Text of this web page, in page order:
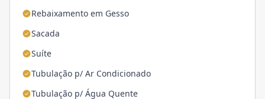
Rebaixamento em Gesso
Sacada
Suíte
Tubulação p/ Ar Condicionado
Tubulação p/ Água Quente